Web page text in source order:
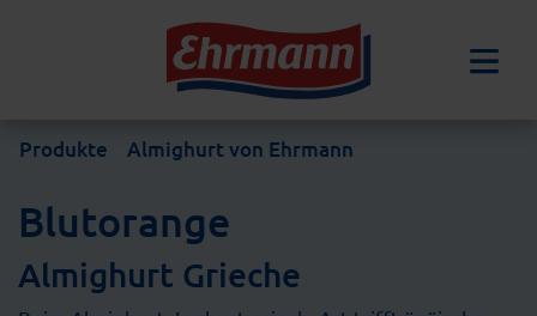
Produkte Almighurt von Ehrmann
Blutorange
Almighurt Grieche